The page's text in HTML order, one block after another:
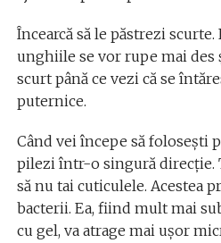
Încearcă să le păstrezi
unghiile se vor rupe mai des
scurt până ce vezi că se
puternice.
Când vei începe să folosești
pilezi într-o singură direcție.
să nu tai cuticulele. Acestea
bacterii. Ea, fiind mult mai
cu gel, va atrage mai ușor